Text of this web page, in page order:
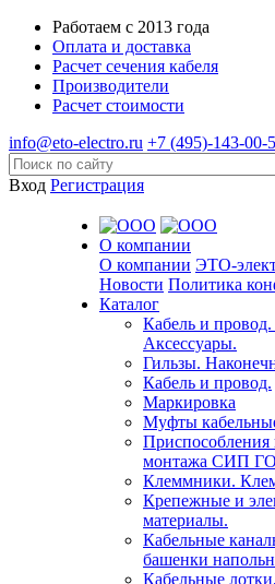
Работаем с 2013 года
Оплата и доставка
Расчет сечения кабеля
Производители
Расчет стоимости
info@eto-electro.ru +7 (495)-143-00-
Вход Регистрация
О компании
О компании ЭТО-
Новости Политика
Каталог
Кабель и
Аксессуары.
Гильзы.
Кабель и провод.
Маркировка
Муфты
Приспособления
монтажа СИП
Клеммники.
Крепежные и
материалы.
Кабельные
башенки
Кабельные